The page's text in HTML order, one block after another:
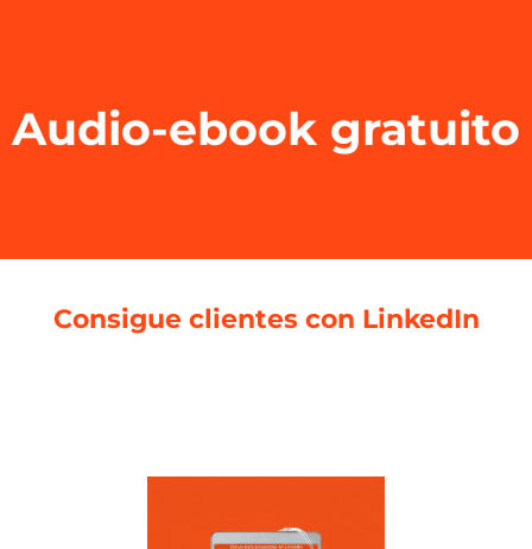
Audio-ebook gratuito
Consigue clientes con LinkedIn